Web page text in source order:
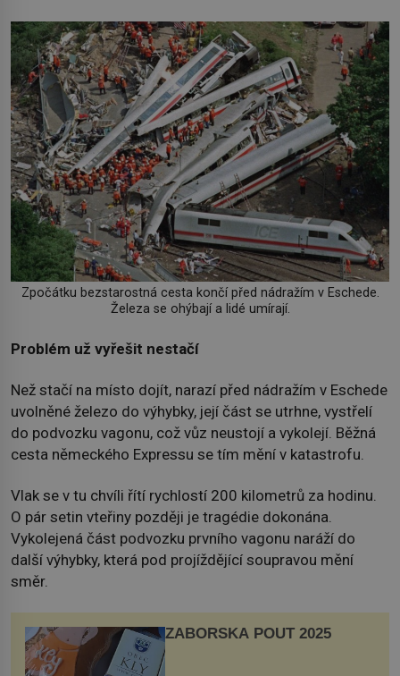
Zpočátku bezstarostná cesta končí před nádražím v Eschede.
Železa se ohýbají a lidé umírají.
Problém už vyřešit nestačí
Než stačí na místo dojít, narazí před nádražím v Eschede
uvolněné železo do výhybky, její část se utrhne, vystřelí
do podvozku vagonu, což vůz neustojí a vykolejí. Běžná
cesta německého Expressu se tím mění v katastrofu.
Vlak se v tu chvíli řítí rychlostí 200 kilometrů za hodinu.
O pár setin vteřiny později je tragédie dokonána.
Vykolejená část podvozku prvního vagonu naráží do
další výhybky, která pod projíždějící soupravou mění
směr.
ZÁBOŘSKÁ POUŤ 2025